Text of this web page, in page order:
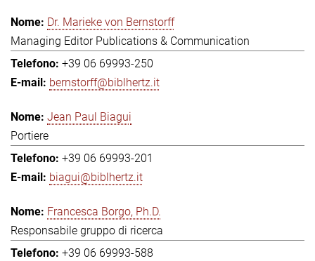
Dr. Marieke von Bernstorff
Managing Editor Publications & Communication
+39 06 69993-250
bernstorff@biblhertz.it
Jean Paul Biagui
Portiere
+39 06 69993-201
biagui@biblhertz.it
Francesca Borgo, Ph.D.
Responsabile gruppo di ricerca
+39 06 69993-588